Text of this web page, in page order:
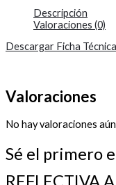
Descripción
Valoraciones (0)
Descargar Ficha Técnica
Valoraciones
No hay valoraciones
Sé el primero
REFLECTIVA